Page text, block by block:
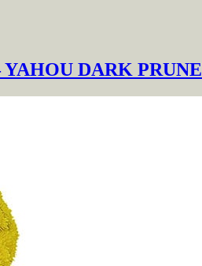
DARK PRUNE